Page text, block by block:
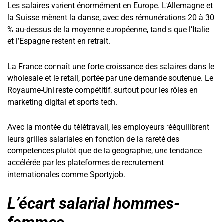
Les salaires varient énormément en Europe. L’Allemagne et
la Suisse mènent la danse, avec des rémunérations 20 à 30
% au-dessus de la moyenne européenne, tandis que l’Italie
et l’Espagne restent en retrait.
La France connaît une forte croissance des salaires dans le
wholesale et le retail, portée par une demande soutenue. Le
Royaume-Uni reste compétitif, surtout pour les rôles en
marketing digital et sports tech.
Avec la montée du télétravail, les employeurs rééquilibrent
leurs grilles salariales en fonction de la rareté des
compétences plutôt que de la géographie, une tendance
accélérée par les plateformes de recrutement
internationales comme Sportyjob.
L’écart salarial hommes-